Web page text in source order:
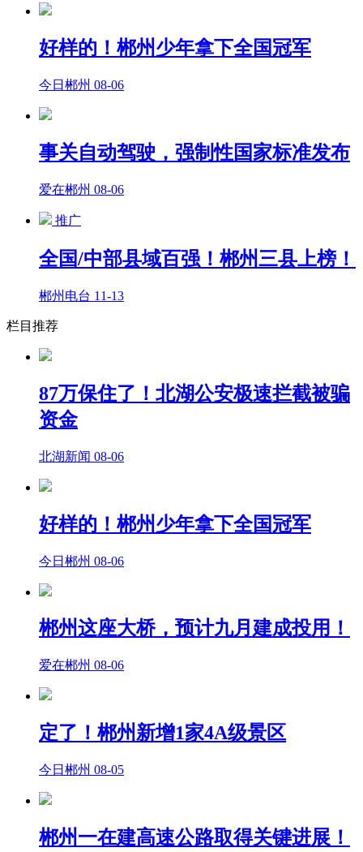
好样的！郴州少年拿下全国冠军
今日郴州 08-06
事关自动驾驶，强制性国家标准发布
爱在郴州 08-06
推广
全国/中部县域百强！郴州三县上榜！
郴州电台 11-13
栏目推荐
87万保住了！北湖公安极速拦截被骗
资金
北湖新闻 08-06
好样的！郴州少年拿下全国冠军
今日郴州 08-06
郴州这座大桥，预计九月建成投用！
爱在郴州 08-06
定了！郴州新增1家4A级景区
今日郴州 08-05
郴州一在建高速公路取得关键进展！